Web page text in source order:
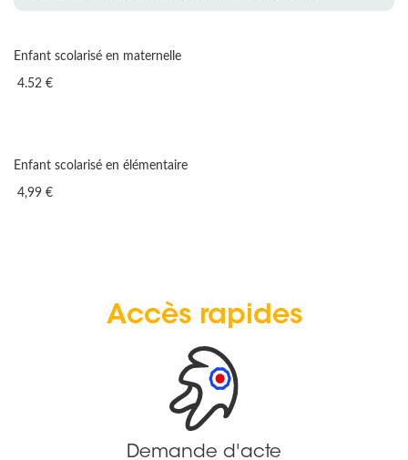
Enfant scolarisé en maternelle
4.52 €
Enfant scolarisé en élémentaire
4,99 €
Accès rapides
Demande d'acte